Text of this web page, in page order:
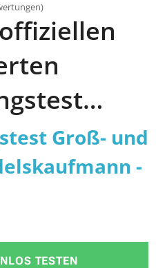
PDF
Groß- und
-
TESTEN